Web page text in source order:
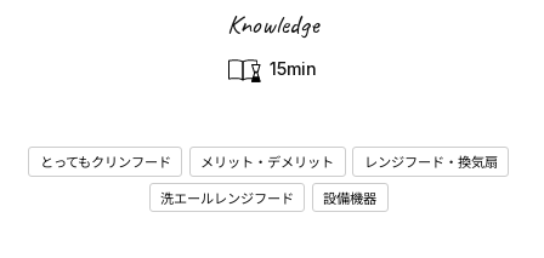
Knowledge
15min
とってもクリンフード メリット・デメリット
レンジフード・換気扇
洗エールレンジフード
設備機器